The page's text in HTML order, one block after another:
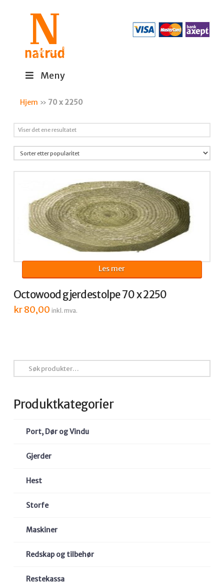
Meny
Hjem » 70 x 2250
Viser det ene resultatet
Octowood gjerdestolpe 70 x 2250
kr80,00 inkl. mva.
Les mer
etter:
Produktkategorier
Port, Dør og Vindu
Gjerder
Hest
Storfe
Maskiner
Redskap og tilbehør
Restekassa